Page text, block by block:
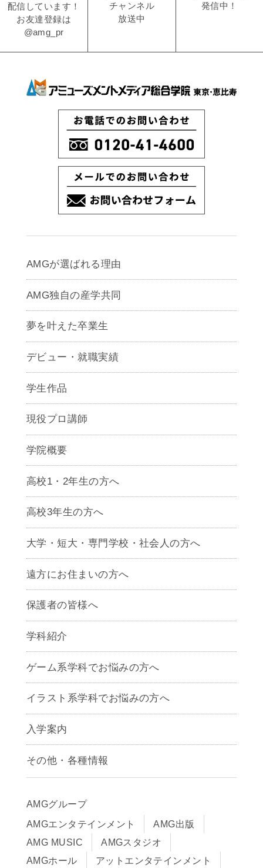
配信しています！
お友達登録は
@amg_pr
チャンネル
放送中
発信中！
AMGが選ばれる理由
AMG独自の産学共同
夢を叶えた卒業生
デビュー・就職実績
学生作品
現役プロ講師
学院概要
高校1・2年生の方へ
高校3年生の方へ
大学・短大・専門学校・社会人の方へ
遠方にお住まいの方へ
保護者の皆様へ
学科紹介
ゲームクリエイター学科
CG学科
アニメーション学科
声優学科
ゲーム系学科でお悩みの方へ
イラスト系学科でお悩みの方へ
入学案内
募集要項
早期出願制度・AOエントリー
入学までの流れ
学費サポート・各種制度
学費について
Q&A
その他・各種情報
アクセス
サイトポリシー
在校生・保護者の方へ
卒業生の皆様へ
AMGグループ
AMGエンタテインメント
AMG出版
AMG MUSIC
AMGスタジオ
AMGホール
アットエンタテインメント